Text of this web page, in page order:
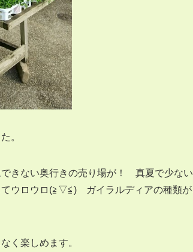
。
きない奥行きの売り場が！ 真夏で少な
ウロウロ(≧▽≦) ガイラルディアの種類が
く楽しめます。